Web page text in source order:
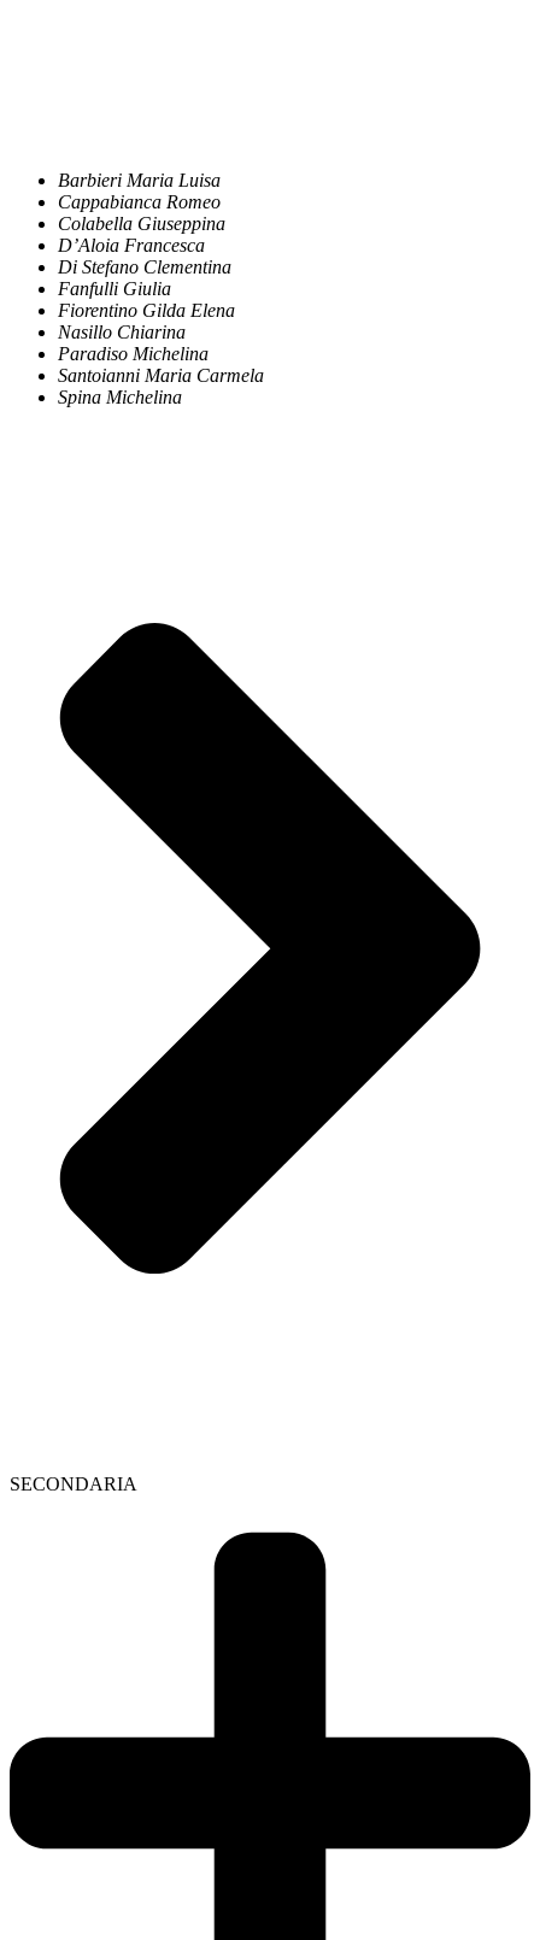
Barbieri Maria Luisa
Cappabianca Romeo
Colabella Giuseppina
D’Aloia Francesca
Di Stefano Clementina
Fanfulli Giulia
Fiorentino Gilda Elena
Nasillo Chiarina
Paradiso Michelina
Santoianni Maria Carmela
Spina Michelina
SECONDARIA